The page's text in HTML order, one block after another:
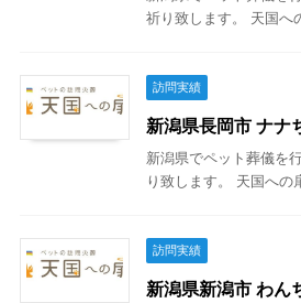
祈り致します。 天国へ
訪問実績
新潟県長岡市 ナ
新潟県でペット葬儀を
り致します。 天国への
訪問実績
新潟県新潟市 わ